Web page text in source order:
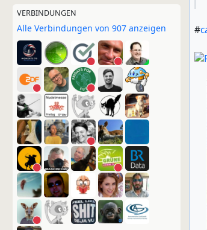
VERBINDUNGEN
Alle Verbindungen von 907 anzeigen #